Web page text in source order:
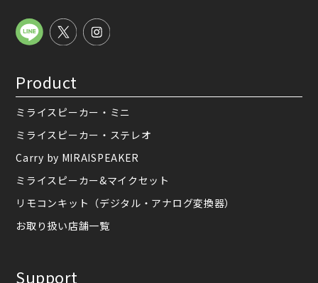
Product
ミライスピーカー・ミニ
ミライスピーカー・ステレオ
Carry by MIRAISPEAKER
ミライスピーカー&マイクセット
リモコンキット（デジタル・アナログ変換器）
お取り扱い店舗一覧
Support